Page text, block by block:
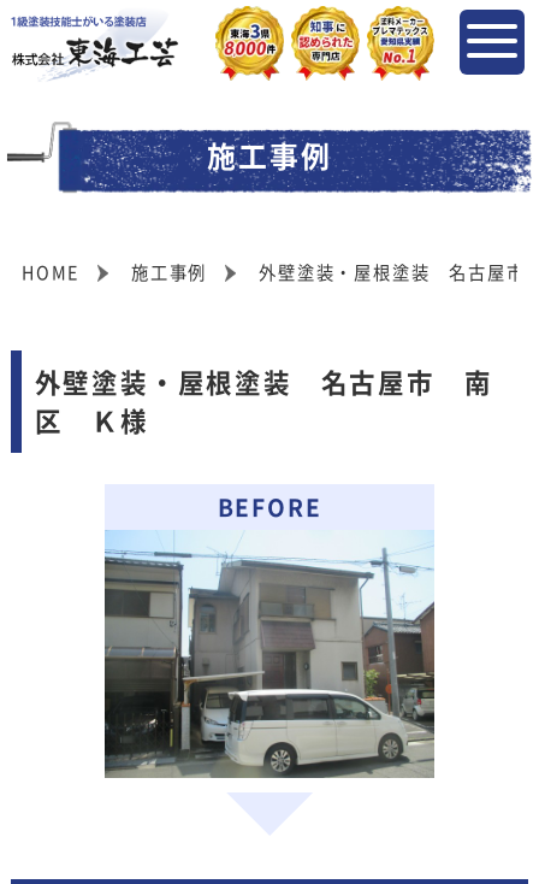
施工事例
HOME 施工事例 外壁塗装・屋根塗装 名古屋
外壁塗装・屋根塗装 名古屋市 南
区 Ｋ様
BEFORE